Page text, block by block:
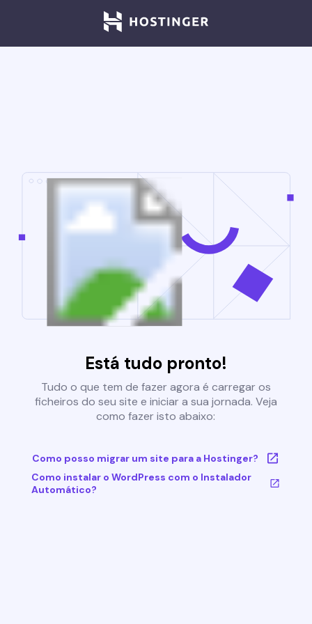
Está tudo pronto!
Tudo o que tem de fazer agora é carregar os
ficheiros do seu site e iniciar a sua jornada. Veja
como fazer isto abaixo:
Como posso migrar um site para a Hostinger?
Como instalar o WordPress com o Instalador
Automático?